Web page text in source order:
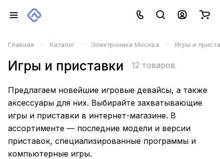
Главная – Каталог – Электроника Москва – Игры и
Игры и приставки 12 товаров
Предлагаем новейшие игровые девайсы, а также
аксессуары для них. Выбирайте захватывающие
игры и приставки в интернет-магазине. В
ассортименте — последние модели и версии
приставок, специализированные программы и
компьютерные игры.